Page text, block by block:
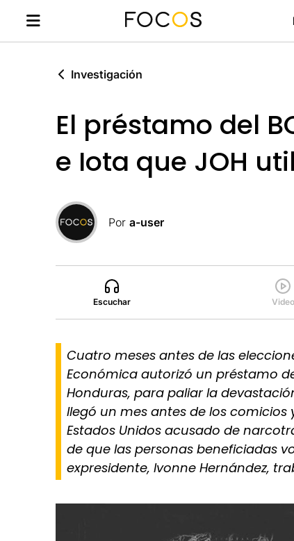
Investigación
El préstamo del
e Iota que JOH
Por a-user
Escuchar Video
Cuatro meses antes de las
Económica autorizó un préstamo
Honduras, para paliar la
llegó un mes antes de los comicios
Estados Unidos acusado de
de que las personas beneficiadas
expresidente, Ivonne Hernández,